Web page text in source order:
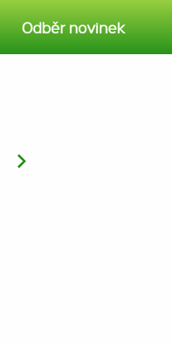
Odběr novinek
>